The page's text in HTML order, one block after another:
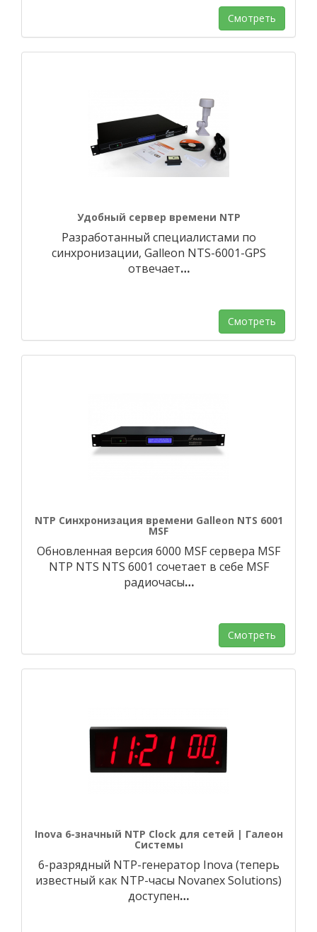
Смотреть
Удобный сервер времени NTP
Разработанный специалистами по
синхронизации, Galleon NTS-6001-GPS
отвечает…
Смотреть
NTP Синхронизация времени Galleon NTS 6001
MSF
Обновленная версия 6000 MSF сервера MSF
NTP NTS NTS 6001 сочетает в себе MSF
радиочасы…
Смотреть
Inova 6-значный NTP Clock для сетей | Галеон
Системы
6-разрядный NTP-генератор Inova (теперь
известный как NTP-часы Novanex Solutions)
доступен…